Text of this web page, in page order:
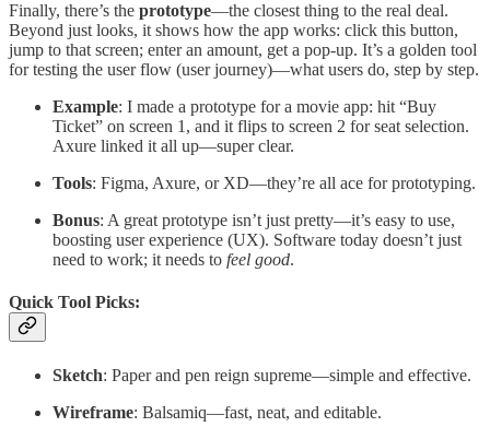
Finally, there’s the prototype—the closest thing to the real deal.
Beyond just looks, it shows how the app works: click this button,
jump to that screen; enter an amount, get a pop-up. It’s a golden tool
for testing the user flow (user journey)—what users do, step by step.
Example: I made a prototype for a movie app: hit “Buy
Ticket” on screen 1, and it flips to screen 2 for seat selection.
Axure linked it all up—super clear.
Tools: Figma, Axure, or XD—they’re all ace for prototyping.
Bonus: A great prototype isn’t just pretty—it’s easy to use,
boosting user experience (UX). Software today doesn’t just
need to work; it needs to feel good.
Quick Tool Picks:
Sketch: Paper and pen reign supreme—simple and effective.
Wireframe: Balsamiq—fast, neat, and editable.